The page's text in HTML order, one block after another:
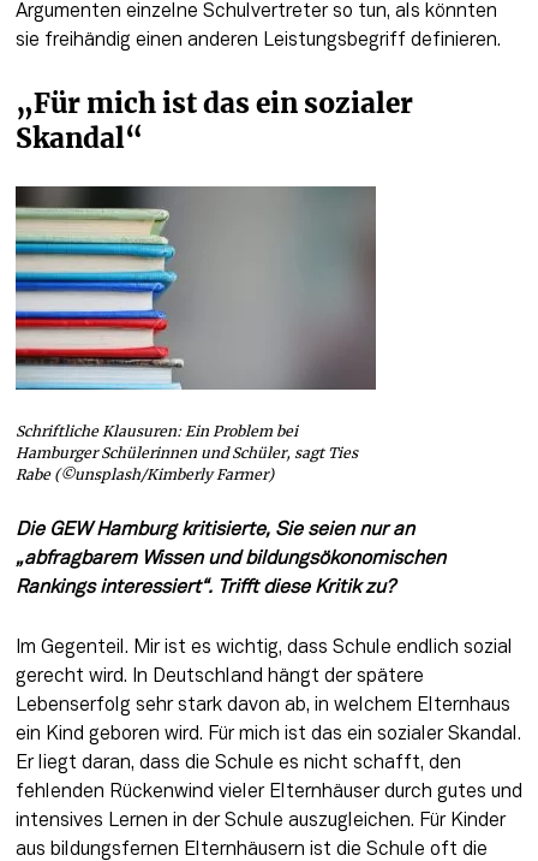
Argumenten einzelne Schulvertreter so tun, als könnten
sie freihändig einen anderen Leistungsbegriff definieren.
„Für mich ist das ein sozialer
Skandal“
Schriftliche Klausuren: Ein Problem bei
Hamburger Schülerinnen und Schüler, sagt Ties
Rabe (©unsplash/Kimberly Farmer)
Die GEW Hamburg kritisierte, Sie seien nur an
„abfragbarem Wissen und bildungsökonomischen
Rankings interessiert“. Trifft diese Kritik zu?
Im Gegenteil. Mir ist es wichtig, dass Schule endlich sozial
gerecht wird. In Deutschland hängt der spätere
Lebenserfolg sehr stark davon ab, in welchem Elternhaus
ein Kind geboren wird. Für mich ist das ein sozialer Skandal.
Er liegt daran, dass die Schule es nicht schafft, den
fehlenden Rückenwind vieler Elternhäuser durch gutes und
intensives Lernen in der Schule auszugleichen. Für Kinder
aus bildungsfernen Elternhäusern ist die Schule oft die